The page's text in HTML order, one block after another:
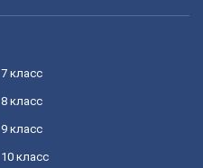
7 класс
8 класс
9 класс
10 класс